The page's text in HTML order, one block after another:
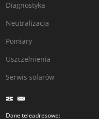
Diagnostyka
Neutralizacja
Pomiary
Uszczelnienia
Serwis solarów
Dane teleadresowe: